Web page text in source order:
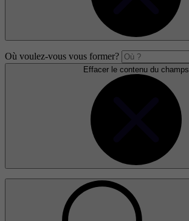
Où voulez-vous vous former?
Effacer le contenu du champs